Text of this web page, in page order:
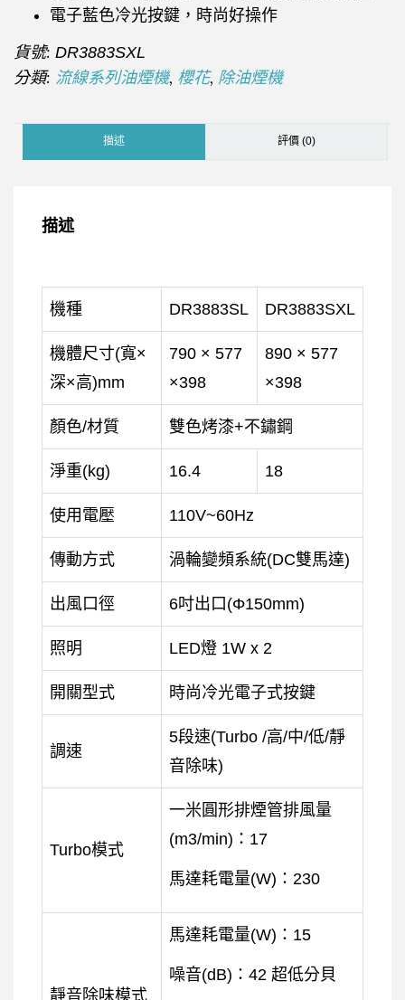
電子藍色冷光按鍵，時尚好操作
貨號: DR3883SXL
分類: 流線系列油煙機, 櫻花, 除油煙機
描述 評價 (0)
描述
機種 DR3883SL DR3883SXL
機體尺寸(寬×
深×高)mm
790 × 577
×398
890 × 577
×398
顏色/材質 雙色烤漆+不鏽鋼
淨重(kg) 16.4 18
使用電壓 110V~60Hz
傳動方式 渦輪變頻系統(DC雙馬達)
出風口徑 6吋出口(Φ150mm)
照明 LED燈 1W x 2
開關型式 時尚冷光電子式按鍵
調速
5段速(Turbo /高/中/低/靜
音除味)
Turbo模式
一米圓形排煙管排風量
(m3/min)：17
馬達耗電量(W)：230
靜音除味模式
馬達耗電量(W)：15
噪音(dB)：42 超低分貝